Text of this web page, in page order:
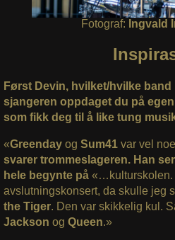
Fotograf: Ingvald
Først Devin, hvilket/hvilke
sjangeren oppdaget du på
som fikk deg til å like tung
«Greendayog Sum41 var vel
svarer trommeslageren. Han
hele begynte på«…kulturskolen.
avslutningskonsert, da skulle jeg
the Tiger. Den var skikkelig kul.
Jackson og Queen.»